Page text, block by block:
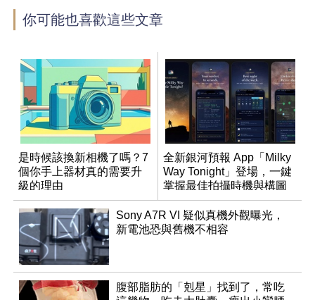
你可能也喜歡這些文章
是時候該換新相機了嗎？7
個你手上器材真的需要升
級的理由
全新銀河預報 App「Milky
Way Tonight」登場，一鍵
掌握最佳拍攝時機與構圖
Sony A7R VI 疑似真機外觀曝光，
新電池恐與舊機不相容
腹部脂肪的「剋星」找到了，常吃